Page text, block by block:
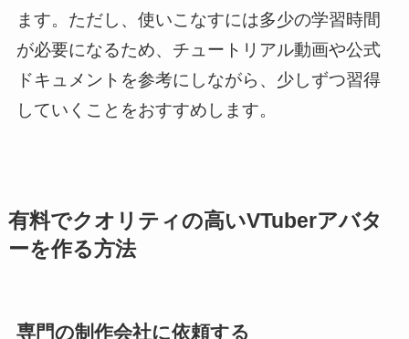
ます。ただし、使いこなすには多少の学習時間
が必要になるため、チュートリアル動画や公式
ドキュメントを参考にしながら、少しずつ習得
していくことをおすすめします。
有料でクオリティの高いVTuberアバタ
ーを作る方法
専門の制作会社に依頼する